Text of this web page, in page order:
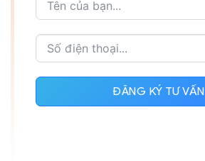
ĐĂNG KÝ TƯ VẤN